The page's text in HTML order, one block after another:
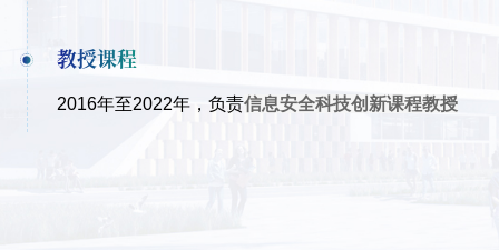
教授课程
2016年至2022年，负责信息安全科技创新课程教授